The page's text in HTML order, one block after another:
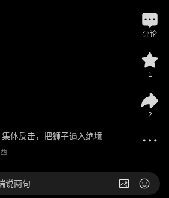
体反击，把狮子逼入绝境
评论
1
2
说两句